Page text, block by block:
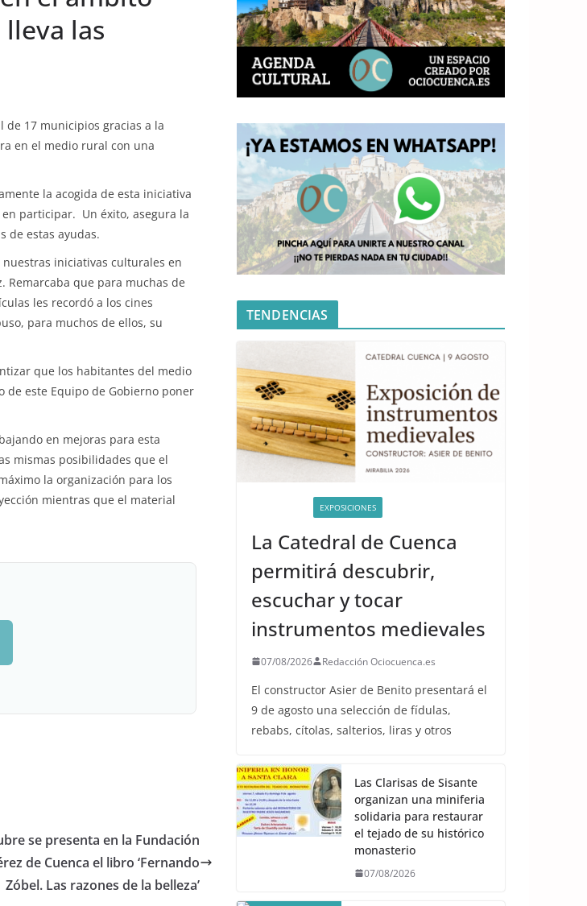
las
de 17 municipios gracias a la
en el medio rural con una
la acogida de esta iniciativa
participar. Un éxito, asegura la
de estas ayudas.
iniciativas culturales en
Remarcaba que para muchas de
les recordó a los cines
para muchos de ellos, su
que los habitantes del medio
este Equipo de Gobierno poner
en mejoras para esta
mismas posibilidades que el
la organización para los
mientras que el material
se presenta en la Fundación
de Cuenca el libro ‘Fernando
Zóbel. Las razones de la belleza’
TENDENCIAS
EXPOSICIONES
La Catedral de Cuenca
permitirá descubrir,
escuchar y tocar
instrumentos medievales
07/08/2026 Redacción Ociocuenca.es
El constructor Asier de Benito presentará el
9 de agosto una selección de fídulas,
rebabs, cítolas, salterios, liras y otros
Las Clarisas de Sisante
organizan una miniferia
solidaria para restaurar
el tejado de su histórico
monasterio
07/08/2026